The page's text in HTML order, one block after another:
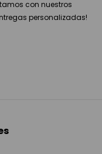
con nuestros
personalizadas!